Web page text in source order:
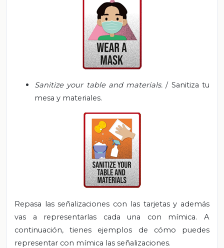
Sanitize your table and materials./ Sanitiza tu
mesa y materiales.
Repasa las señalizaciones con las tarjetas y además
vas a representarlas cada una con mímica. A
continuación, tienes ejemplos de cómo puedes
representar con mímica las señalizaciones.